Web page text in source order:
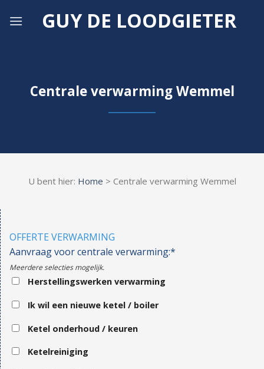
GUY DE LOODGIETER
Centrale verwarming Wemmel
U bent hier: Home > Centrale verwarming Wemmel
OFFERTE VERWARMING
Aanvraag voor centrale verwarming:*
Meerdere selecties mogelijk.
Herstellingswerken verwarming
Ik wil een nieuwe ketel / boiler
Ketel onderhoud / keuren
Ketelreiniging